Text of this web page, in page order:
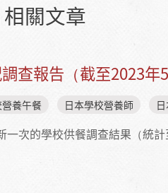
關文章
查報告（截至2023年5
養午餐 日本學校營養師
次的學校供餐調查結果（統